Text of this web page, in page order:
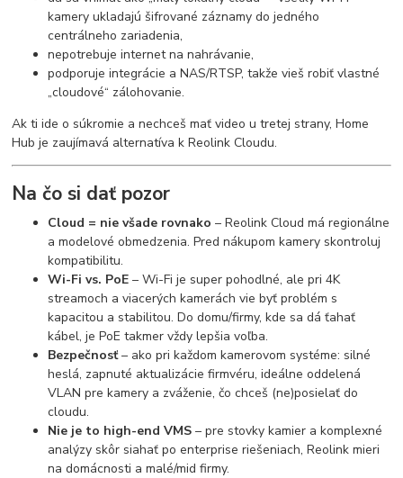
kamery ukladajú šifrované záznamy do jedného
centrálneho zariadenia,
nepotrebuje internet na nahrávanie,
podporuje integrácie a NAS/RTSP, takže vieš robiť vlastné
„cloudové“ zálohovanie.
Ak ti ide o súkromie a nechceš mať video u tretej strany, Home
Hub je zaujímavá alternatíva k Reolink Cloudu.
Na čo si dať pozor
Cloud = nie všade rovnako – Reolink Cloud má regionálne
a modelové obmedzenia. Pred nákupom kamery skontroluj
kompatibilitu.
Wi-Fi vs. PoE – Wi-Fi je super pohodlné, ale pri 4K
streamoch a viacerých kamerách vie byť problém s
kapacitou a stabilitou. Do domu/firmy, kde sa dá ťahať
kábel, je PoE takmer vždy lepšia voľba.
Bezpečnosť– ako pri každom kamerovom systéme: silné
heslá, zapnuté aktualizácie firmvéru, ideálne oddelená
VLAN pre kamery a zváženie, čo chceš (ne)posielať do
cloudu.
Nie je to high-end VMS – pre stovky kamier a komplexné
analýzy skôr siahať po enterprise riešeniach, Reolink mieri
na domácnosti a malé/mid firmy.